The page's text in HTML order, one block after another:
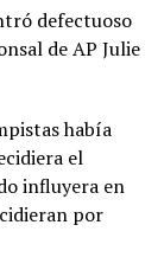
defectuoso
de AP Julie
había
el
influyera en
por